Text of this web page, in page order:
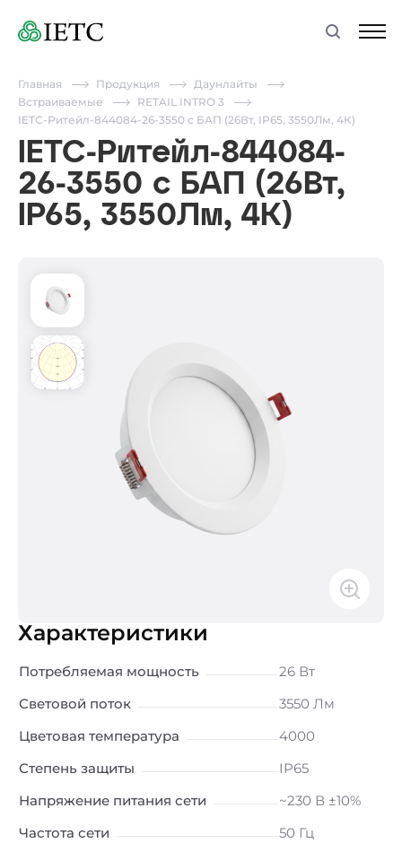
Главная Продукция
Даунлайты
Встраиваемые
RETAIL INTRO 3
IETC-Ритейл-844084-26-3550 с БАП (26Вт, IP65, 3550Лм, 4К)
IETC-Ритейл-844084-
26-3550 с БАП (26Вт,
IP65, 3550Лм, 4К)
Характеристики
Потребляемая мощность
26 Вт
Световой поток
3550 Лм
Цветовая температура
4000
Степень защиты
IP65
Напряжение питания сети
~230 В ±10%
Частота сети
50 Гц